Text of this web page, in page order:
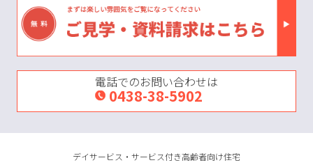
電話でのお問い合わせは
0438-38-5902
デイサービス・サービス付き高齢者向け住宅